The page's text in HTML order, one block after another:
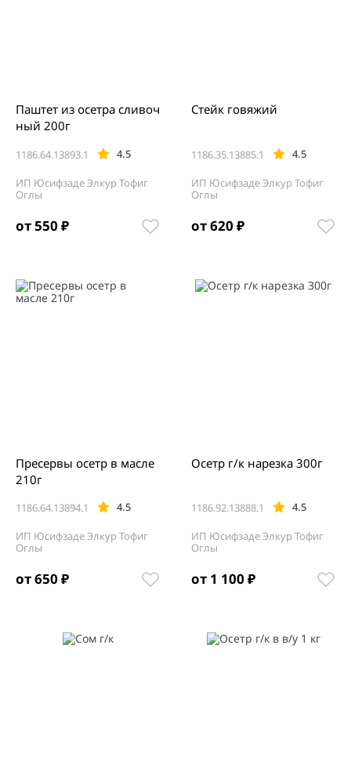
от 550 ₽
1186.64.13893.1 4.5
Паштет из осетра сливоч
ный 200г
ИП Юсифзаде Элкур Тофиг
Оглы
от 620 ₽
1186.35.13885.1 4.5
Стейк говяжий
ИП Юсифзаде Элкур Тофиг
Оглы
от 650 ₽
1186.64.13894.1 4.5
Пресервы осетр в масле
210г
ИП Юсифзаде Элкур Тофиг
Оглы
от 1 100 ₽
1186.92.13888.1 4.5
Осетр г/к нарезка 300г
ИП Юсифзаде Элкур Тофиг
Оглы